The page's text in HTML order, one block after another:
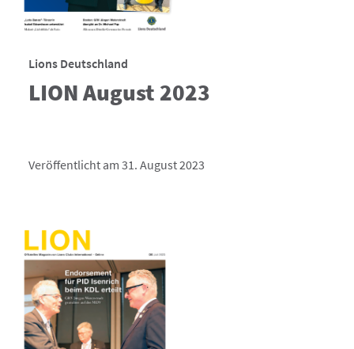
Lions Deutschland
LION August 2023
Veröffentlicht am 31. August 2023